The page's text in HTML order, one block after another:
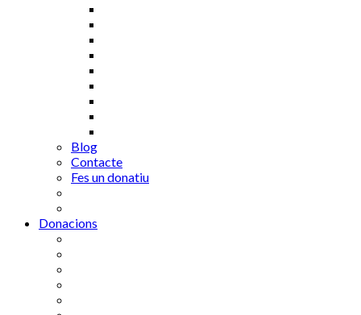
Blog
Contacte
Fes un donatiu
Donacions